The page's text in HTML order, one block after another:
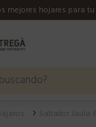
mejores hojares para